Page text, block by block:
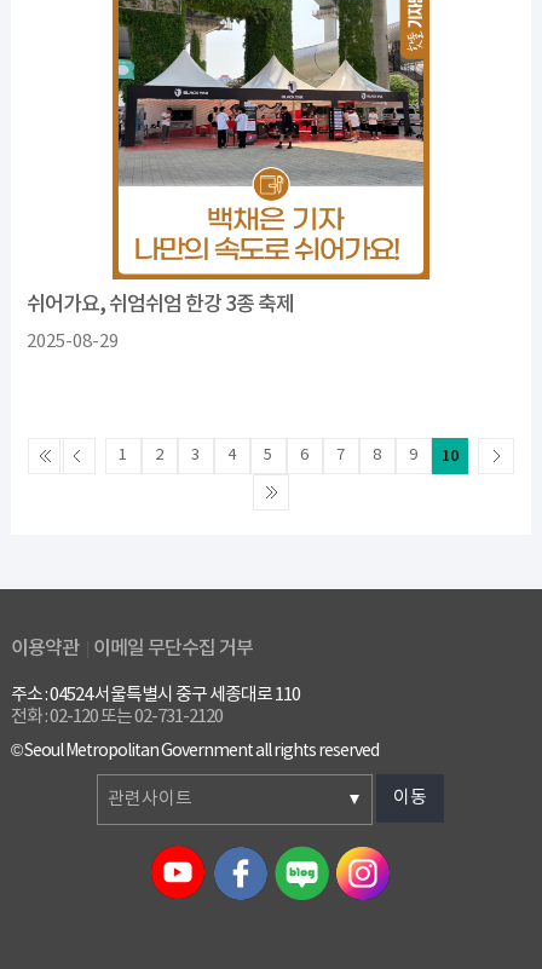
쉬어가요, 쉬엄쉬엄 한강 3종 축제
2025-08-29
1 2 3 4 5 6 7 8 9 10
이용약관 이메일 무단수집 거부
주소 : 04524 서울특별시 중구 세종대로 110
전화 : 02-120 또는 02-731-2120
© Seoul Metropolitan Government all rights reserved
관련사이트 이동